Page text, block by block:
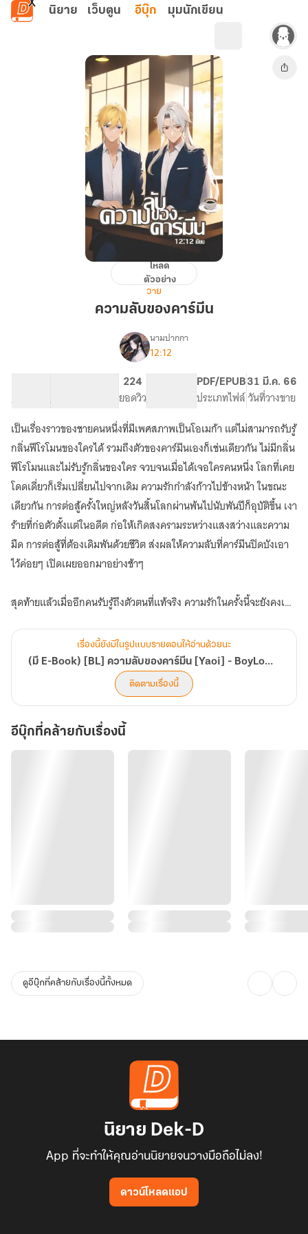
ข้ามไปยังเนื้อหาหลัก
นิยาย เว็บตูน อีบุ๊ก มุมนักเขียน
ความ
ของ
โหลด
ตัวอย่าง
วาย
ความลับของคาร์มีน
เรื่อง(มี
ลับ
ของ
คาร์
มีน
[Yaoi]
-
BoyLove
นามปากกา
12:12
จำนวนคำ จำนวนหน้า (A5)
224
ยอดวิวระดับเนื้อหา
PDF/EPUB
ประเภทไฟล์
31 มี.ค. 66
วันที่วางขาย
เป็นเรื่องราวของชายคนหนึ่งที่มีเพศสภาพเป็นโอเมก้า แต่ไม่สามารถรับรู้
กลิ่นฟีโรโมนของใครได้ รวมถึงตัวของคาร์มีนเองก็เช่นเดียวกัน ไม่มีกลิ่น
ฟีโรโมนและไม่รับรู้กลิ่นของใคร จวบจนเมื่อได้เจอใครคนหนึ่ง โลกที่เคย
โดดเดี่ยวก็เริ่มเปลี่ยนไปจากเดิม ความรักกำลังก้าวไปข้างหน้า ในขณะ
เดียวกัน การต่อสู้ครั้งใหญ่หลังวันสิ้นโลกผ่านพ้นไปนับพันปีก็อุบัติขึ้น เงา
ร้ายที่ก่อตัวตั้งแต่ในอดีต ก่อให้เกิดสงครามระหว่างแสงสว่างและความ
มืด การต่อสู้ที่ต้องเดิมพันด้วยชีวิต ส่งผลให้ความลับที่คาร์มีนปิดบังเอา
ไว้ค่อยๆ เปิดเผยออกมาอย่างช้าๆ
สุดท้ายแล้วเมื่ออีกคนรับรู้ถึงตัวตนที่แท้จริง ความรักในครั้งนี้จะยังคงเดิน
เรื่องนี้ยังมีในรูปแบบรายตอนให้อ่านด้วยนะ
(มี E-Book) [BL] ความลับของคาร์มีน [Yaoi] - BoyLove
ติดตามเรื่องนี้
อีบุ๊กที่คล้ายกับเรื่องนี้
ดูอีบุ๊กที่คล้ายกับเรื่องนี้ทั้งหมด
นิยาย Dek-D
App ที่จะทำให้คุณอ่านนิยายจนวางมือถือไม่ลง!
ดาวน์โหลดแอป